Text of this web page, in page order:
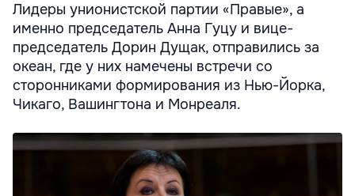
Лидеры унионистской партии «Правые», а
именно председатель Анна Гуцу и вице-
председатель Дорин Дущак, отправились за
океан, где у них намечены встречи со
сторонниками формирования из Нью-Йорка,
Чикаго, Вашингтона и Монреаля.